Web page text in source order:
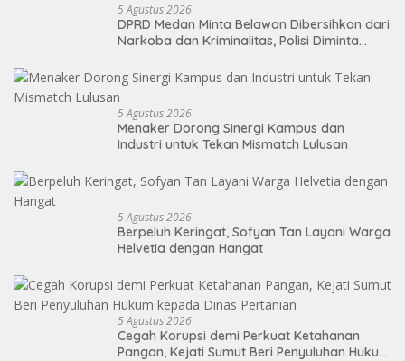
5 Agustus 2026
DPRD Medan Minta Belawan Dibersihkan dari
Narkoba dan Kriminalitas, Polisi Diminta
5 Agustus 2026
Menaker Dorong Sinergi Kampus dan
Industri untuk Tekan Mismatch Lulusan
5 Agustus 2026
Berpeluh Keringat, Sofyan Tan Layani Warga
Helvetia dengan Hangat
5 Agustus 2026
Cegah Korupsi demi Perkuat Ketahanan
Pangan, Kejati Sumut Beri Penyuluhan Hukum